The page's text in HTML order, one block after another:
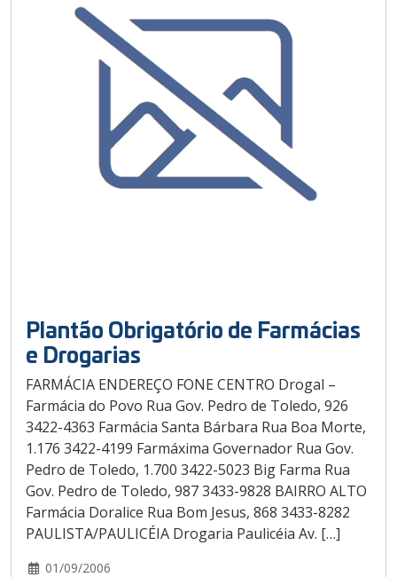
Plantão Obrigatório de Farmácias
e Drogarias
FARMÁCIA ENDEREÇO FONE CENTRO Drogal –
Farmácia do Povo Rua Gov. Pedro de Toledo, 926
3422-4363 Farmácia Santa Bárbara Rua Boa Morte,
1.176 3422-4199 Farmáxima Governador Rua Gov.
Pedro de Toledo, 1.700 3422-5023 Big Farma Rua
Gov. Pedro de Toledo, 987 3433-9828 BAIRRO ALTO
Farmácia Doralice Rua Bom Jesus, 868 3433-8282
PAULISTA/PAULICÉIA Drogaria Paulicéia Av. […]
01/09/2006